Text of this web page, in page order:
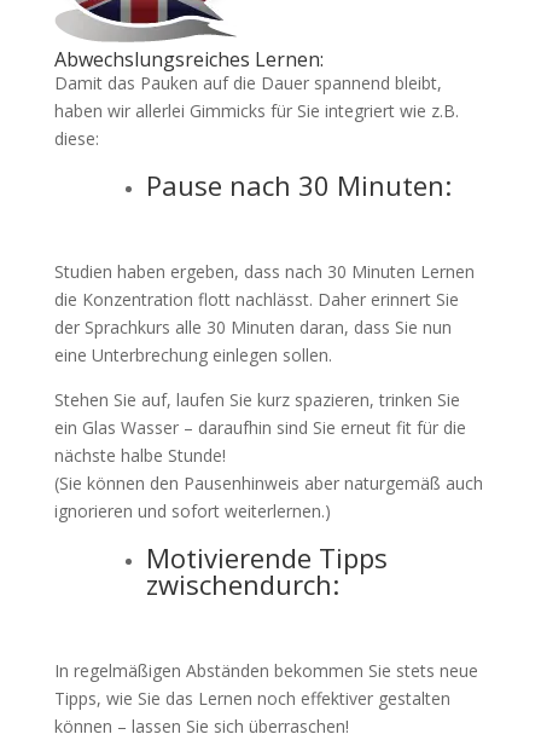
Abwechslungsreiches Lernen:
Damit das Pauken auf die Dauer spannend bleibt,
haben wir allerlei Gimmicks für Sie integriert wie z.B.
diese:
Pause nach 30 Minuten:
Studien haben ergeben, dass nach 30 Minuten Lernen
die Konzentration flott nachlässt. Daher erinnert Sie
der Sprachkurs alle 30 Minuten daran, dass Sie nun
eine Unterbrechung einlegen sollen.
Stehen Sie auf, laufen Sie kurz spazieren, trinken Sie
ein Glas Wasser – daraufhin sind Sie erneut fit für die
nächste halbe Stunde!
(Sie können den Pausenhinweis aber naturgemäß auch
ignorieren und sofort weiterlernen.)
Motivierende Tipps
zwischendurch:
In regelmäßigen Abständen bekommen Sie stets neue
Tipps, wie Sie das Lernen noch effektiver gestalten
können – lassen Sie sich überraschen!